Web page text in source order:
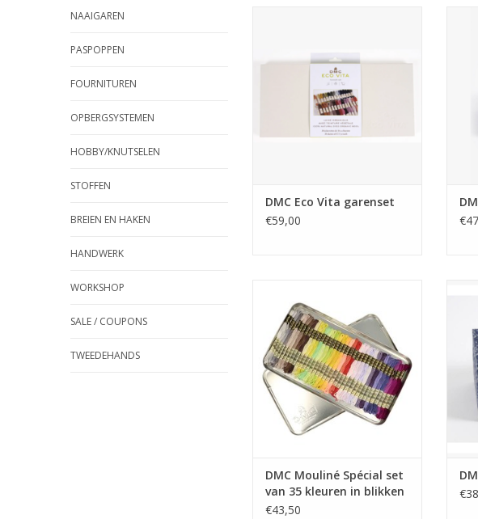
NAAIGAREN
PASPOPPEN
FOURNITUREN
OPBERGSYSTEMEN
HOBBY/KNUTSELEN
STOFFEN
BREIEN EN HAKEN
HANDWERK
WORKSHOP
SALE / COUPONS
TWEEDEHANDS
DMC Eco Vita garenset
€59,00
kleuren in blikken doos
DMC Mouliné Spécial set
van 35 kleuren in blikken
doos
€43,50